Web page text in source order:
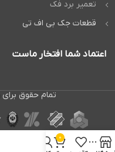
تعمیر برد فک
قطعات جک بی اف تی
اعتماد شما افتخار ماست
تمام حقوق برای
0